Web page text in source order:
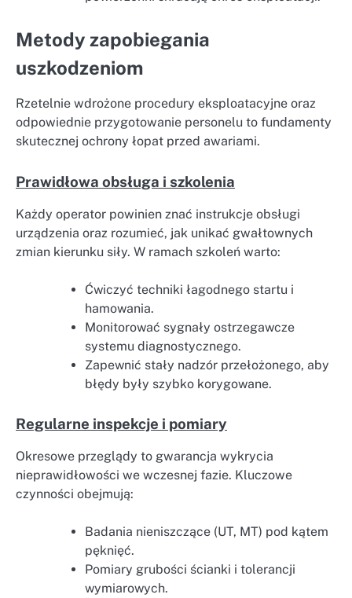
Metody zapobiegania
uszkodzeniom
Rzetelnie wdrożone procedury eksploatacyjne oraz
odpowiednie przygotowanie personelu to fundamenty
skutecznej ochrony łopat przed awariami.
Prawidłowa obsługa i szkolenia
Każdy operator powinien znać instrukcje obsługi
urządzenia oraz rozumieć, jak unikać gwałtownych
zmian kierunku siły. W ramach szkoleń warto:
Ćwiczyć techniki łagodnego startu i
hamowania.
Monitorować sygnały ostrzegawcze
systemu diagnostycznego.
Zapewnić stały nadzór przełożonego, aby
błędy były szybko korygowane.
Regularne inspekcje i pomiary
Okresowe przeglądy to gwarancja wykrycia
nieprawidłowości we wczesnej fazie. Kluczowe
czynności obejmują:
Badania nieniszczące (UT, MT) pod kątem
pęknięć.
Pomiary grubości ścianki i tolerancji
wymiarowych.